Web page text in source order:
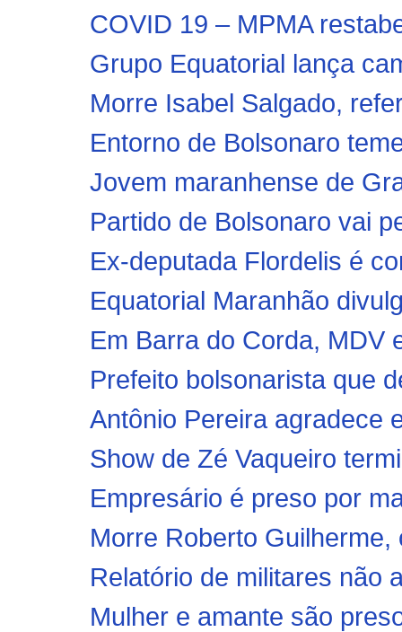
COVID 19 – MPMA
Grupo Equatorial lança
Morre Isabel Salgado,
Entorno de Bolsonaro
Jovem maranhense de
Partido de Bolsonaro vai
Ex-deputada Flordelis é
Equatorial Maranhão
Em Barra do Corda, MDV
Prefeito bolsonarista que
Antônio Pereira agradece
Show de Zé Vaqueiro
Empresário é preso por
Morre Roberto
Relatório de militares não
Mulher e amante são